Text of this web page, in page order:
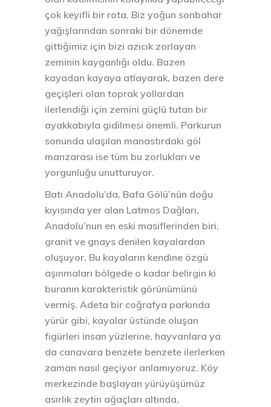
çok keyifli bir rota. Biz yoğun sonbahar
yağışlarından sonraki bir dönemde
gittiğimiz için bizi azıcık zorlayan
zeminin kayganlığı oldu. Bazen
kayadan kayaya atlayarak, bazen dere
geçişleri olan toprak yollardan
ilerlendiği için zemini güçlü tutan bir
ayakkabıyla gidilmesi önemli. Parkurun
sonunda ulaşılan manastırdaki göl
manzarası ise tüm bu zorlukları ve
yorgunluğu unutturuyor.
Batı Anadolu’da, Bafa Gölü’nün doğu
kıyısında yer alan Latmos Dağları,
Anadolu’nun en eski masiflerinden biri,
granit ve gnays denilen kayalardan
oluşuyor. Bu kayaların kendine özgü
aşınmaları bölgede o kadar belirgin ki
buranın karakteristik görünümünü
vermiş. Adeta bir coğrafya parkında
yürür gibi, kayalar üstünde oluşan
figürleri insan yüzlerine, hayvanlara ya
da canavara benzete benzete ilerlerken
zaman nasıl geçiyor anlamıyoruz. Köy
merkezinde başlayan yürüyüşümüz
asırlık zeytin ağaçları altında,